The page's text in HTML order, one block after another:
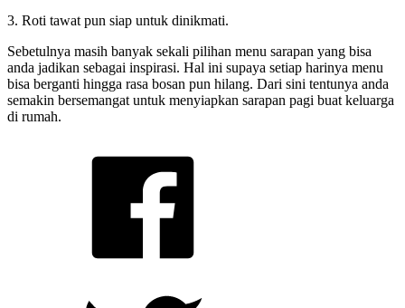
3. Roti tawat pun siap untuk dinikmati.
Sebetulnya masih banyak sekali pilihan menu sarapan yang bisa
anda jadikan sebagai inspirasi. Hal ini supaya setiap harinya menu
bisa berganti hingga rasa bosan pun hilang. Dari sini tentunya anda
semakin bersemangat untuk menyiapkan sarapan pagi buat keluarga
di rumah.